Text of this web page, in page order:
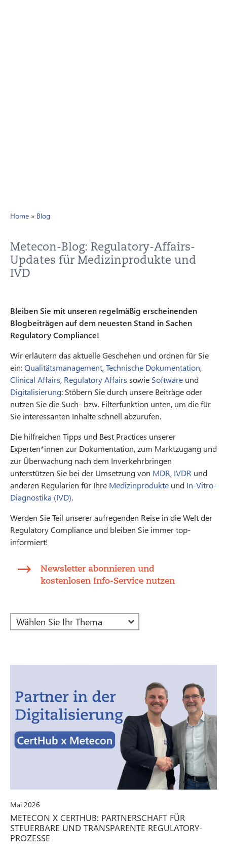
Home » Blog
Metecon-Blog: Regulatory-Affairs-
Updates für Medizinprodukte und
IVD
Bleiben Sie mit unseren regelmäßig erscheinenden
Blogbeiträgen auf dem neuesten Stand in Sachen
Regulatory Compliance!
Wir erläutern das aktuelle Geschehen und ordnen für Sie
ein:Qualitätsmanagement,Technische Dokumentation,
Clinical Affairs, Regulatory Affairs sowie Software und
Digitalisierung: Stöbern Sie durch unsere Beiträge oder
nutzen Sie die Such- bzw. Filterfunktion unten, um die für
Sie interessanten Inhalte schnell abzurufen.
Die hilfreichen Tipps und Best Practices unserer
Experten*innen zur Dokumentation, zum Marktzugang und
zur Überwachung nach dem Inverkehrbringen
unterstützen Sie bei der Umsetzung von MDR, IVDR und
anderen Regularien für Ihre Medizinprodukte und In-Vitro-
Diagnostika (IVD).
Werden Sie Teil unserer aufregenden Reise in die Welt der
Regulatory Compliance und bleiben Sie immer top-
informiert!
Newsletter abonnieren und
kostenlosen Info-Service nutzen
Mai 2026
METECON X CERTHUB: PARTNERSCHAFT FÜR
STEUERBARE UND TRANSPARENTE REGULATORY-
PROZESSE